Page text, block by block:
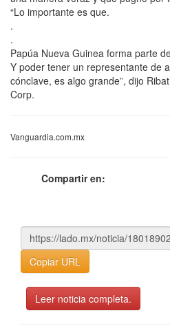
“Lo importante es que.
.
.
Papúa Nueva Guinea forma parte
Y poder tener un representante de
cónclave, es algo grande”, dijo
Corp.
Vanguardia.com.mx
Compartir en:
Copiar URL
Leer noticia completa.